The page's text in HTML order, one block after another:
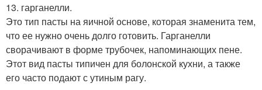
13. гарганелли.
Это тип пасты на яичной основе, которая знаменита тем,
что ее нужно очень долго готовить. Гарганелли
сворачивают в форме трубочек, напоминающих пене.
Этот вид пасты типичен для болонской кухни, а также
его часто подают с утиным рагу.